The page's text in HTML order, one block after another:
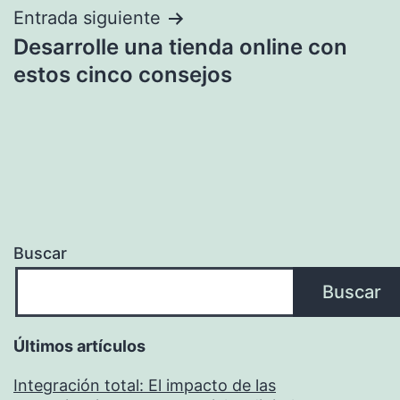
entradas
Entrada siguiente
Desarrolle una tienda online con
estos cinco consejos
Buscar
Buscar
Últimos artículos
Integración total: El impacto de las